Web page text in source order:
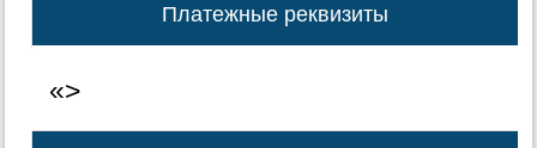
Платежные реквизиты
«>